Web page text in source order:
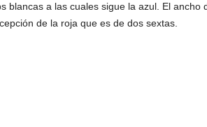
blancas a las cuales sigue la azul. El ancho
de la roja que es de dos sextas.